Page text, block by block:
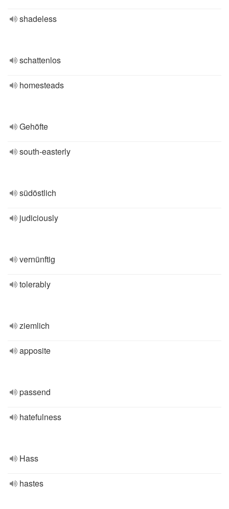
shadeless
schattenlos
homesteads
Gehöfte
south-easterly
südöstlich
judiciously
vernünftig
tolerably
ziemlich
apposite
passend
hatefulness
Hass
hastes